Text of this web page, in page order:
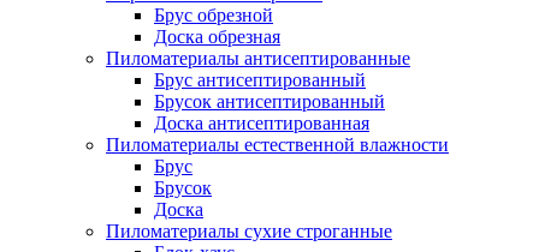
Брус обрезной
Доска обрезная
Пиломатериалы антисептированные
Брус антисептированный
Брусок антисептированный
Доска антисептированная
Пиломатериалы естественной влажности
Брус
Брусок
Доска
Пиломатериалы сухие строганные